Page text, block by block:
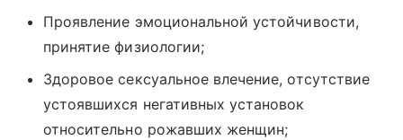
Проявление эмоциональной устойчивости,
принятие физиологии;
Здоровое сексуальное влечение, отсутствие
устоявшихся негативных установок
относительно рожавших женщин;